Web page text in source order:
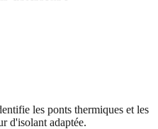
les ponts thermiques et les
d'isolant adaptée.